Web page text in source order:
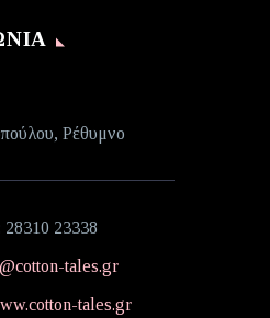
Ρέθυμνο
28310 23338
tales.gr
tales.gr